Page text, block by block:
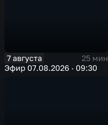
7 августа
25 мин
Эфир 07.08.2026 · 09:30